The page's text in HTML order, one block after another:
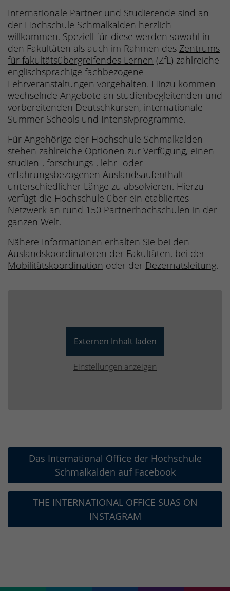
Internationale Partner und Studierende sind an
der Hochschule Schmalkalden herzlich
willkommen. Speziell für diese werden sowohl in
den Fakultäten als auch im Rahmen des Zentrums
für fakultätsübergreifendes Lernen (ZfL) zahlreiche
englischsprachige fachbezogene
Lehrveranstaltungen vorgehalten. Hinzu kommen
wechselnde Angebote an studienbegleitenden und
vorbereitenden Deutschkursen, internationale
Summer Schools und Intensivprogramme.
Für Angehörige der Hochschule Schmalkalden
stehen zahlreiche Optionen zur Verfügung, einen
studien-, forschungs-, lehr- oder
erfahrungsbezogenen Auslandsaufenthalt
unterschiedlicher Länge zu absolvieren. Hierzu
verfügt die Hochschule über ein etabliertes
Netzwerk an rund 150 Partnerhochschulen in der
ganzen Welt.
Nähere Informationen erhalten Sie bei den
Auslandskoordinatoren der Fakultäten, bei der
Mobilitätskoordination oder der Dezernatsleitung.
Externen Inhalt laden
Einstellungen anzeigen
Das International Office der Hochschule
Schmalkalden auf Facebook
THE INTERNATIONAL OFFICE SUAS ON
INSTAGRAM